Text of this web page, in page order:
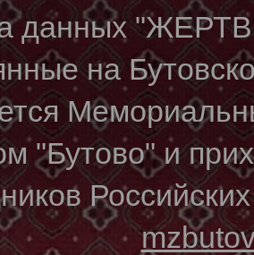
данных
на
"Бутово" и